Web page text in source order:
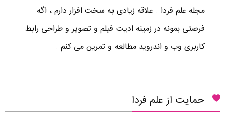
مجله علم فردا . علاقه زیادی به سخت افزار دارم ، اگه
فرصتی بمونه در زمینه ادیت فیلم و تصویر و طراحی رابط
کاربری وب و اندروید مطالعه و تمرین می کنم .
حمایت از علم فردا